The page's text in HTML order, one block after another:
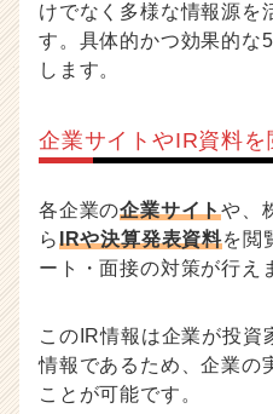
けでなく多様な情報源を
す。具体的かつ効果的な
します。
企業サイトやIR資料を
各企業の企業サイトや、
らIRや決算発表資料を閲
ート・面接の対策が行え
このIR情報は企業が投資
情報であるため、企業の
ことが可能です。